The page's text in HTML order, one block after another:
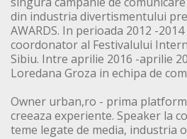
din industria divertismentului
AWARDS. In perioada 2012 -
coordonator al Festivalului
Sibiu. Intre aprilie 2016 -aprilie
Loredana Groza in echipa de
Owner urban,ro - prima
creeaza experiente. Speaker la
teme legate de media, industria